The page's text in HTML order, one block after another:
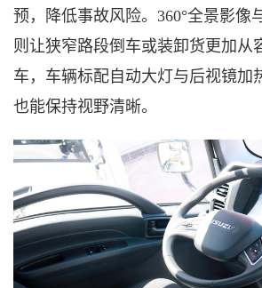
预，降低事故风险。360°全景影像
则让狭窄路段倒车或装卸货更加从
车，车辆标配自动大灯与后视镜加
也能保持视野清晰。